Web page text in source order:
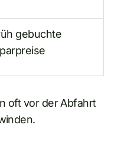
gebuchte
oft vor der Abfahrt